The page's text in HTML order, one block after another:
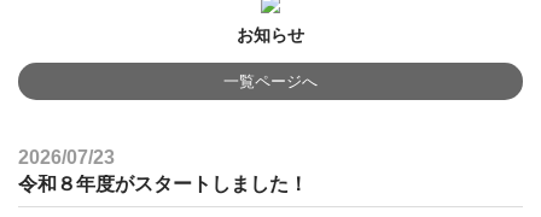
お知らせ
一覧ページへ
2026/07/23
令和８年度がスタートしました！